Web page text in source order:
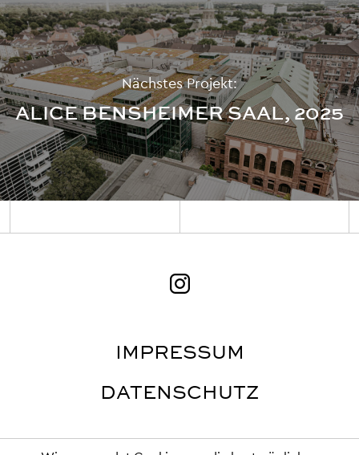
Nächstes Projekt:
ALICE BENSHEIMER SAAL, 2025
IMPRESSUM
DATENSCHUTZ